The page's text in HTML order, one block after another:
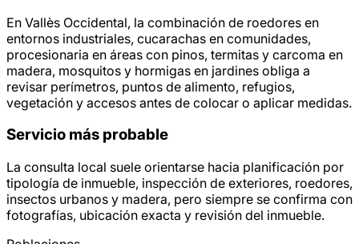
En Vallès Occidental, la combinación de roedores en
entornos industriales, cucarachas en comunidades,
procesionaria en áreas con pinos, termitas y carcoma en
madera, mosquitos y hormigas en jardines obliga a
revisar perímetros, puntos de alimento, refugios,
vegetación y accesos antes de colocar o aplicar medidas.
Servicio más probable
La consulta local suele orientarse hacia planificación por
tipología de inmueble, inspección de exteriores, roedores,
insectos urbanos y madera, pero siempre se confirma con
fotografías, ubicación exacta y revisión del inmueble.